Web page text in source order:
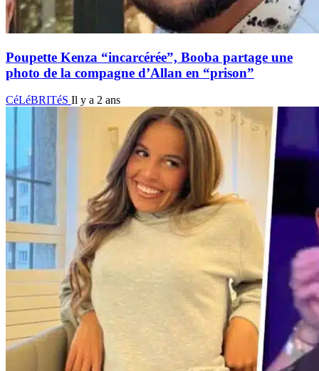
Poupette Kenza “incarcérée”, Booba partage une
photo de la compagne d’Allan en “prison”
CéLéBRITéS Il y a 2 ans